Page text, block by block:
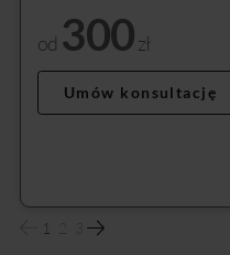
od 300zł
Umów konsultację